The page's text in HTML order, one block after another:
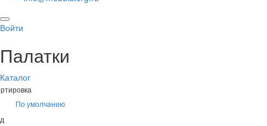
Войти
Палатки
Каталог
По умолчанию